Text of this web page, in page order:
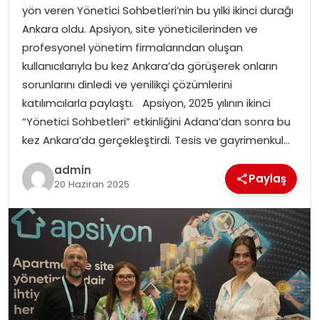
SPOR
TEKNOLOJI
EĞITIM
GENEL
yön veren Yönetici Sohbetleri’nin bu yılki ikinci durağı
Ankara oldu. Apsiyon, site yöneticilerinden ve
profesyonel yönetim firmalarından oluşan
kullanıcılarıyla bu kez Ankara’da görüşerek onların
sorunlarını dinledi ve yenilikçi çözümlerini
katılımcılarla paylaştı. Apsiyon, 2025 yılının ikinci
“Yönetici Sohbetleri” etkinliğini Adana’dan sonra bu
kez Ankara’da gerçekleştirdi. Tesis ve gayrimenkul…
admin
20 Haziran 2025 Paylaş